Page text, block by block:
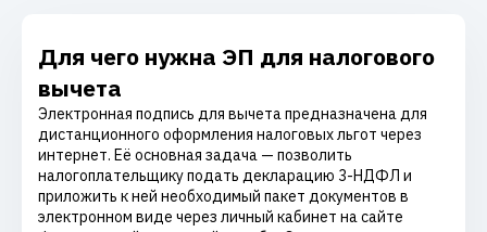
Для чего нужна ЭП для налогового
вычета
Электронная подпись для вычета предназначена для
дистанционного оформления налоговых льгот через
интернет. Её основная задача — позволить
налогоплательщику подать декларацию 3-НДФЛ и
приложить к ней необходимый пакет документов в
электронном виде через личный кабинет на сайте